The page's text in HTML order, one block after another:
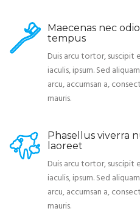
Maecenas nec
tempus
Duis arcu tortor,
iaculis, ipsum. Sed
arcu, accumsan a,
mauris.
Phasellus viverra
laoreet
Duis arcu tortor,
iaculis, ipsum. Sed
arcu, accumsan a,
mauris.